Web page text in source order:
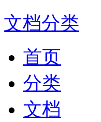
文档分类
首页
分类
文档